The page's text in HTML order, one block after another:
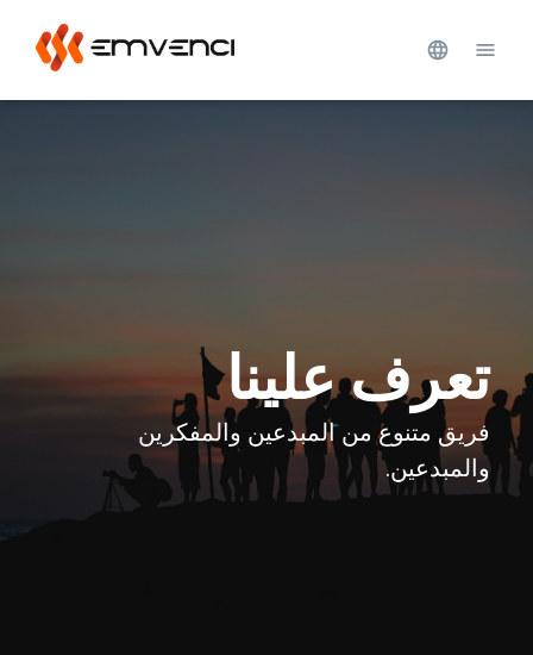
تعرف علينا
فريق متنوع من المبدعين والمفكرين
والمبدعين.